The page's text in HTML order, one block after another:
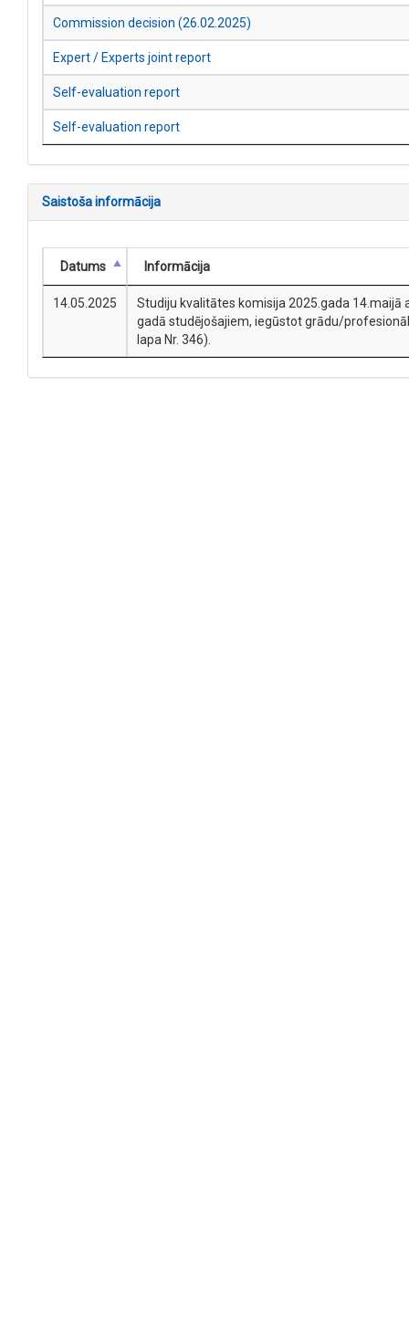
Commission decision (26.02.2025)
Expert / Experts joint report
Self-evaluation report
Self-evaluation report
Saistoša informācija
Datums Informācija
14.05.2025
Studiju kvalitātes komisija 2025.gada
gadā studējošajiem, iegūstot grādu/
lapa Nr. 346).